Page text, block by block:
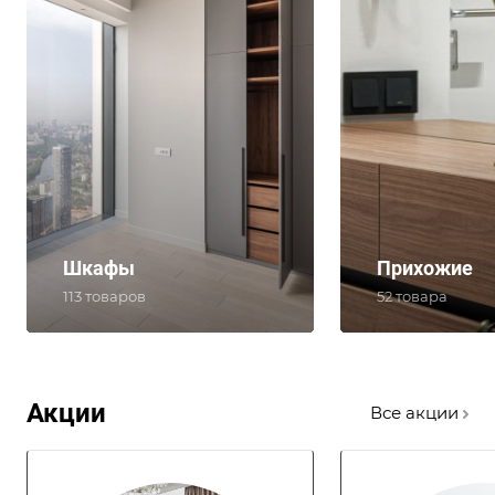
Шкафы
113 товаров
Прихожие
52 товара
Акции Все акции